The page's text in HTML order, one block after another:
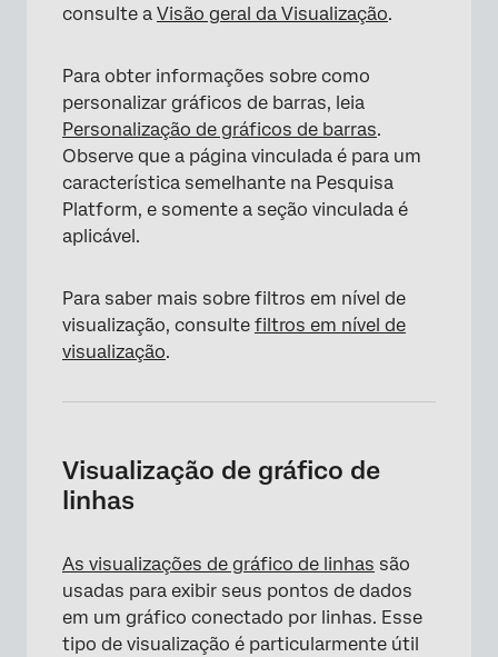
×
consulte a Visão geral da Visualização.
Para obter informações sobre como
personalizar gráficos de barras, leia
Personalização de gráficos de barras.
Observe que a página vinculada é para um
característica semelhante na Pesquisa
Platform, e somente a seção vinculada é
aplicável.
Para saber mais sobre filtros em nível de
visualização, consulte filtros em nível de
visualização.
Visualização de gráfico de
linhas
As visualizações de gráfico de linhas são
usadas para exibir seus pontos de dados
em um gráfico conectado por linhas. Esse
tipo de visualização é particularmente útil